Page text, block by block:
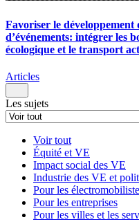
Favoriser le développement
d’événements: intégrer les
écologique et le transport
Articles
Les sujets
Voir tout
Équité et VE
Impact social des VE
Industrie des VE et
Pour les
Pour les entreprises
Pour les villes et les